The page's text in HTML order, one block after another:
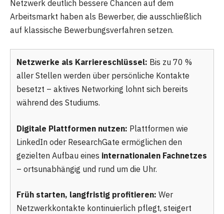
Netzwerk deutlich bessere Chancen auf dem
Arbeitsmarkt haben als Bewerber, die ausschließlich
auf klassische Bewerbungsverfahren setzen.
Netzwerke als Karriereschlüssel: Bis zu 70 %
aller Stellen werden über persönliche Kontakte
besetzt – aktives Networking lohnt sich bereits
während des Studiums.
Digitale Plattformen nutzen: Plattformen wie
LinkedIn oder ResearchGate ermöglichen den
gezielten Aufbau eines internationalen Fachnetzes
– ortsunabhängig und rund um die Uhr.
Früh starten, langfristig profitieren: Wer
Netzwerkkontakte kontinuierlich pflegt, steigert